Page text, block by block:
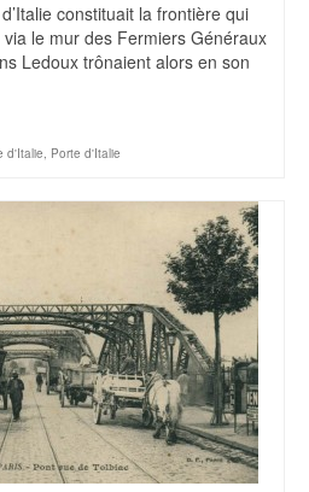
constituait la frontière qui
le mur des Fermiers Généraux
Ledoux trônaient alors en son
d'Italie, Porte d'Italie